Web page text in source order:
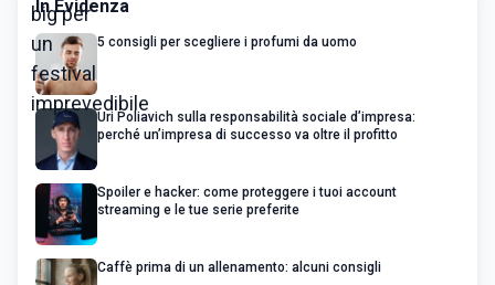
In Evidenza
5 consigli per scegliere i profumi da uomo
Uri Poliavich sulla responsabilità sociale d’impresa:
perché un’impresa di successo va oltre il profitto
Spoiler e hacker: come proteggere i tuoi account
streaming e le tue serie preferite
Caffè prima di un allenamento: alcuni consigli